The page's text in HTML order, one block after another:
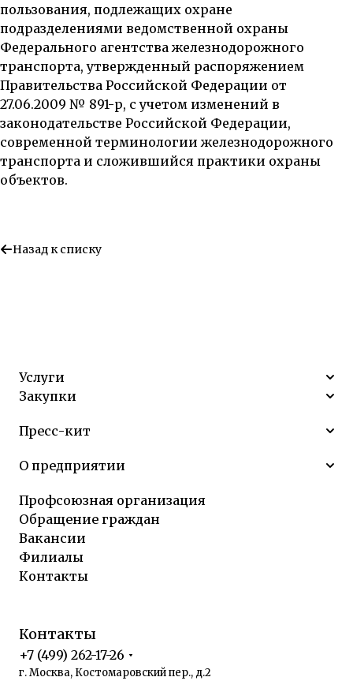
пользования, подлежащих охране
подразделениями ведомственной охраны
Федерального агентства железнодорожного
транспорта, утвержденный распоряжением
Правительства Российской Федерации от
27.06.2009 № 891-р, с учетом изменений в
законодательстве Российской Федерации,
современной терминологии железнодорожного
транспорта и сложившийся практики охраны
объектов.
Назад к списку
Услуги
Закупки
Пресс-кит
О предприятии
Профсоюзная организация
Обращение граждан
Вакансии
Филиалы
Контакты
Контакты
+7 (499) 262-17-26
г. Москва, Костомаровский пер., д.2